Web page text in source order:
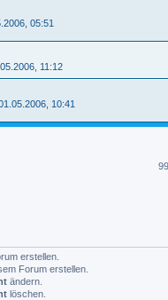
05:51
11:12
10:41
erstellen.
Forum erstellen.
ändern.
löschen.